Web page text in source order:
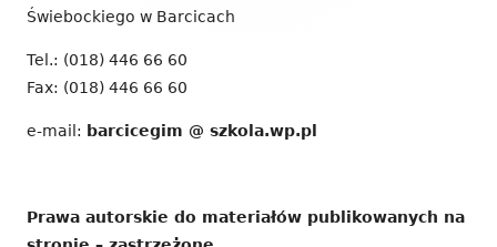
Świebockiego w Barcicach
Tel.: (018) 446 66 60
Fax: (018) 446 66 60
e-mail: barcicegim @ szkola.wp.pl
Prawa autorskie do materiałów publikowanych na